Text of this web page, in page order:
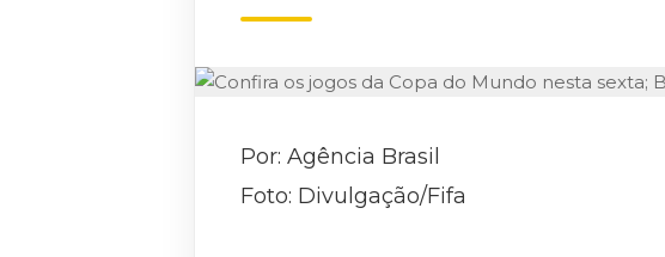
Por: Agência Brasil
Foto: Divulgação/Fifa